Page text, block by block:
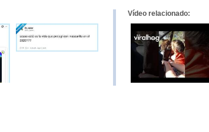
Vídeo relacionado: